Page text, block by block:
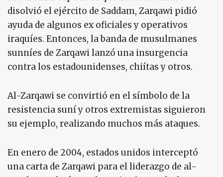
disolvió el ejército de Saddam, Zarqawi pidió
ayuda de algunos ex oficiales y operativos
iraquíes. Entonces, la banda de musulmanes
sunníes de Zarqawi lanzó una insurgencia
contra los estadounidenses, chiítas y otros.
Al-Zarqawi se convirtió en el símbolo de la
resistencia suní y otros extremistas siguieron
su ejemplo, realizando muchos más ataques.
En enero de 2004, estados unidos interceptó
una carta de Zarqawi para el liderazgo de al-